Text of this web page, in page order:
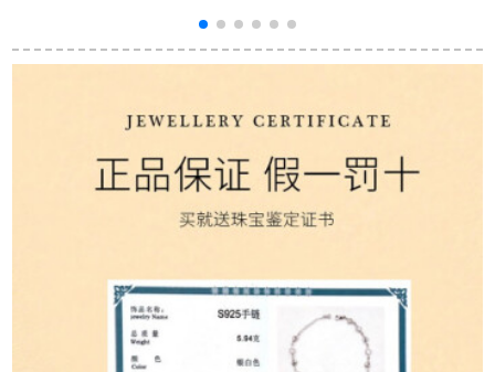
にプロシュートを供
鱼をシミにします。
日プロシュート告白
彼女の奥さんとお母
ット证明书
の娘の息子8-10-12歳
ト子の赤木万年笔+セ
本のペ芯】